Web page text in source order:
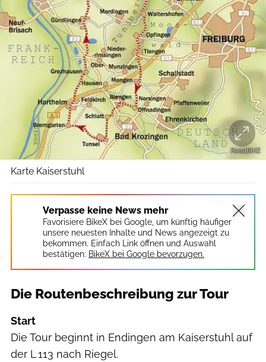
RoadBIKE
Karte Kaiserstuhl
Verpasse keine News mehr
Favorisiere BikeX bei Google, um künftig häufiger
unsere neuesten Inhalte und News angezeigt zu
bekommen. Einfach Link öffnen und Auswahl
bestätigen: BikeX bei Google bevorzugen.
Die Routenbeschreibung zur Tour
Start
Die Tour beginnt in Endingen am Kaiserstuhl auf
der L 113 nach Riegel.